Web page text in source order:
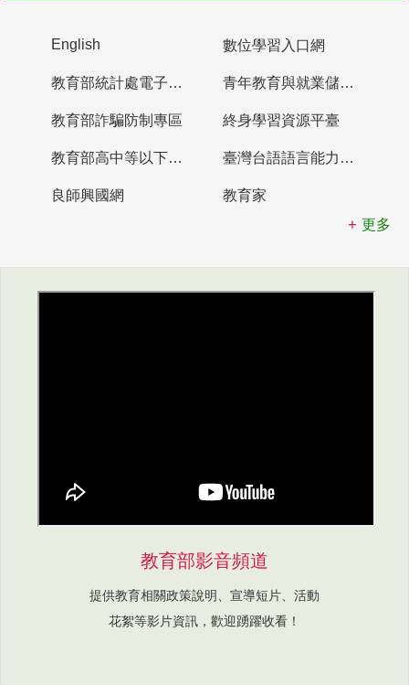
English 數位學習入口網
教育部統計處電子書櫃 青年教育與就業儲蓄帳戶
教育部詐騙防制專區 終身學習資源平臺
教育部高中等以下學校及幼兒園教師資格檢定考試 臺灣台語語言能力認證網站
良師興國網
教育家
更多
教育部影音頻道
提供教育相關政策說明、宣導短片、活動
花絮等影片資訊，歡迎踴躍收看！